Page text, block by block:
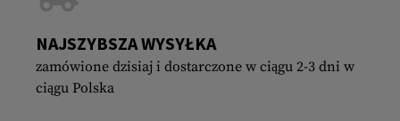
NAJSZYBSZA WYSYŁKA
zamówione dzisiaj i dostarczone w ciągu 2-3 dni w
ciągu Polska